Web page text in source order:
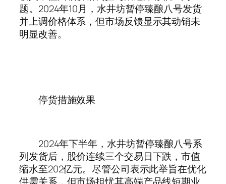
题。2024年10月，水井坊暂停臻酿八号发货
并上调价格体系，但市场反馈显示其动销未
明显改善。‌
停货措施效果
2024年下半年，水井坊暂停臻酿八号系
列发货后，股价连续三个交易日下跌，市值
缩水至202亿元。尽管公司表示此举旨在优化